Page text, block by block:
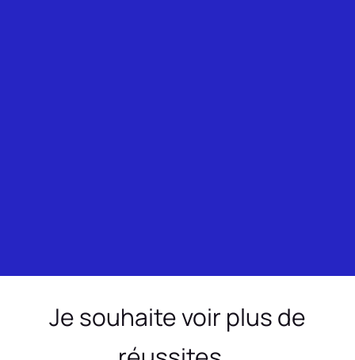
Je souhaite voir plus de